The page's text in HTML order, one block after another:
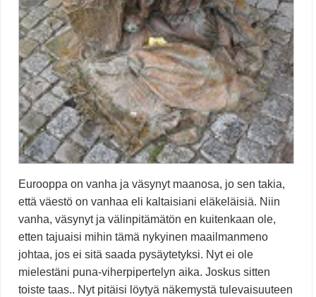
Eurooppa on vanha ja väsynyt maanosa, jo sen takia,
että väestö on vanhaa eli kaltaisiani eläkeläisiä. Niin
vanha, väsynyt ja välinpitämätön en kuitenkaan ole,
etten tajuaisi mihin tämä nykyinen maailmanmeno
johtaa, jos ei sitä saada pysäytetyksi. Nyt ei ole
mielestäni puna-viherpipertelyn aika. Joskus sitten
toiste taas.. Nyt pitäisi löytyä näkemystä tulevaisuuteen